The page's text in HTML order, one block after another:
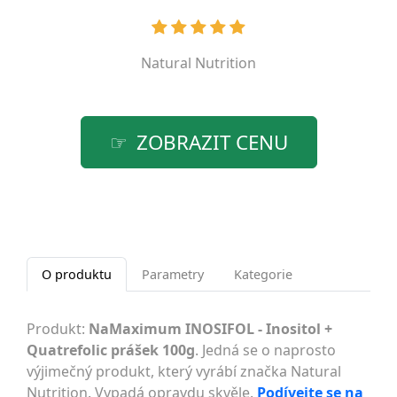
Natural Nutrition
ZOBRAZIT CENU
O produktu Parametry Kategorie
Produkt: NaMaximum INOSIFOL - Inositol +
Quatrefolic prášek 100g. Jedná se o naprosto
výjimečný produkt, který vyrábí značka Natural
Nutrition. Vypadá opravdu skvěle. Podívejte se na